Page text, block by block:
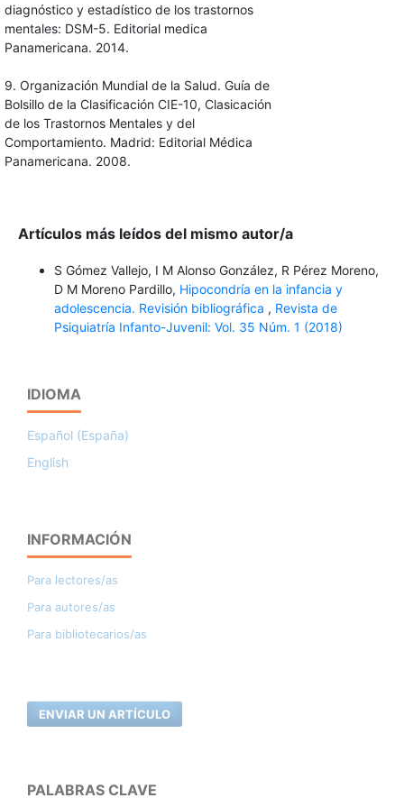
diagnóstico y estadístico de los trastornos
mentales: DSM-5. Editorial medica
Panamericana. 2014.
9. Organización Mundial de la Salud. Guía de
Bolsillo de la Clasificación CIE-10, Clasicación
de los Trastornos Mentales y del
Comportamiento. Madrid: Editorial Médica
Panamericana. 2008.
Artículos más leídos del mismo autor/a
S Gómez Vallejo, I M Alonso González, R Pérez Moreno,
D M Moreno Pardillo, Hipocondría en la infancia y
adolescencia. Revisión bibliográfica , Revista de
Psiquiatría Infanto-Juvenil: Vol. 35 Núm. 1 (2018)
IDIOMA
Español (España)
English
INFORMACIÓN
Para lectores/as
Para autores/as
Para bibliotecarios/as
ENVIAR UN ARTÍCULO
PALABRAS CLAVE